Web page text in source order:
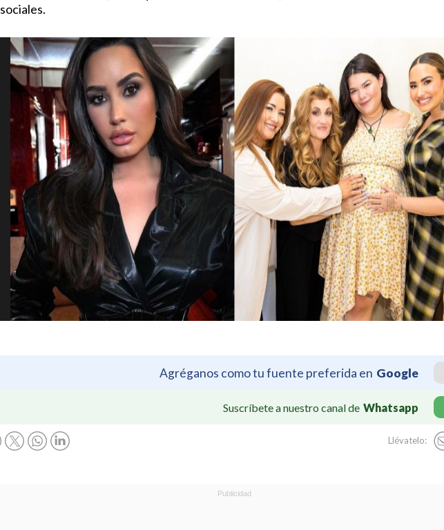
sociales.
Agréganos como tu fuente preferida en Google
Suscríbete a nuestro canal de Whatsapp
Llévatelo: